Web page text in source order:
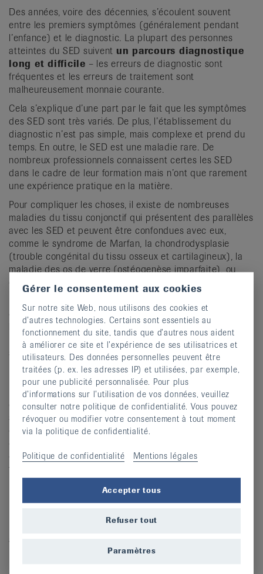
Des années, voire des décennies, s’écoulent souvent
entre les premiers symptômes (généralement pendant
l’enfance) et le diagnostic. La plupart des personnes
atteintes du SED suivent un parcours diagnostique
long et difficile – les erreurs de diagnostic sont
fréquentes et les erreurs de traitement sont
malheureusement monnaie courante.
Cela s’explique d’une part par le fait que les symptômes
des SED sont très variés. De plus, l’établissement du
diagnostic n’est pas simple, mais complexe et prend du
temps. En outre, le SED est une maladie rare. De
nombreux professionnels connaissent certes les SED
dans le cadre de leur formation mais n’ont que rarement
une expérience pratique en la matière.
Pour compliquer les choses, il existe de nombreuses
maladies du tissu conjonctif qui présentent des parallèles
avec les SED et peuvent être confondues avec eux,
comme le syndrome de Marfan, la chondrodysplasie
(trouble congénital du tissu osseux et cartilagineux), la
maladie des os de verre (ostéogenèse imparfaite), ou
encore avec des maladies rhumatismales inflammatoires.
d’autres maladies qui s’accompagnent d’une
hypermobilité pathologiquement accruede
l’appareil locomoteur. Dans ce contexte, le trouble du
spectre de l’hypermobilité (HSD) est particulièrement
pertinent. Ce diagnostic est posé lorsqu’une
hypermobilité articulaire entraîne des troubles et des
restrictions pertinents, mais que les critères des
différents types de SED ne sont pas remplis. Les
symptômes peuvent alors être très similaires à ceux des
différents sous-types de SED, par exemple des douleurs,
déchirures de tendons ou de ligaments. Les approches
thérapeutiques, elles aussi, sont similaires en fonction de
l’intensité de la maladie.
Par ailleurs, il existe de nombreuses personnes qui
mais qui ne ressentent aucun trouble (hypermobilité
articulaire asymptomatique). Celle-ci n’a pas valeur de
maladie et ne doit pas être traitée.
Gérer le consentement aux cookies
Sur notre site Web, nous utilisons des cookies et
d’autres technologies. Certains sont essentiels au
fonctionnement du site, tandis que d’autres nous aident
à améliorer ce site et l’expérience de ses utilisatrices et
utilisateurs. Des données personnelles peuvent être
traitées (p. ex. les adresses IP) et utilisées, par exemple,
pour une publicité personnalisée. Pour plus
d’informations sur l’utilisation de vos données, veuillez
consulter notre politique de confidentialité. Vous pouvez
révoquer ou modifier votre consentement à tout moment
via la politique de confidentialité.
Politique de confidentialité Mentions légales
Accepter tous
Refuser tout
Paramètres